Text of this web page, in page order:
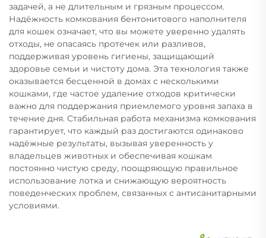
задачей, а не длительным и грязным процессом.
Надёжность комкования бентонитового наполнителя
для кошек означает, что вы можете уверенно удалять
отходы, не опасаясь протечек или разливов,
поддерживая уровень гигиены, защищающий
здоровье семьи и чистоту дома. Эта технология также
оказывается бесценной в домах с несколькими
кошками, где частое удаление отходов критически
важно для поддержания приемлемого уровня запаха в
течение дня. Стабильная работа механизма комкования
гарантирует, что каждый раз достигаются одинаково
надёжные результаты, вызывая уверенность у
владельцев животных и обеспечивая кошкам
постоянно чистую среду, поощряющую правильное
использование лотка и снижающую вероятность
поведенческих проблем, связанных с антисанитарными
условиями.